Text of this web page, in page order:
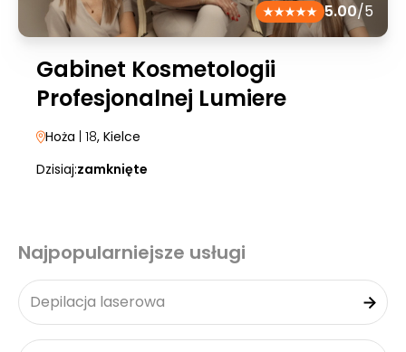
5.00/5
Gabinet Kosmetologii
Profesjonalnej Lumiere
Hoża | 18, Kielce
Dzisiaj:zamknięte
Najpopularniejsze usługi
Depilacja laserowa